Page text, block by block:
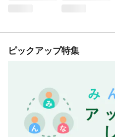
ピックアップ特集